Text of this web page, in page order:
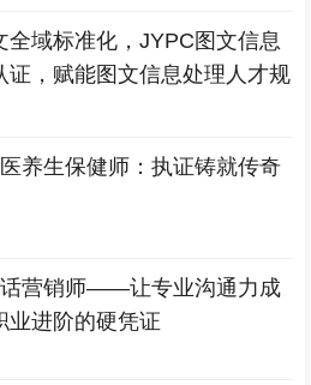
全域标准化，JYPC图文信息
证，赋能图文信息处理人才规
养生保健师：执证铸就传奇
营销师——让专业沟通力成
业进阶的硬凭证